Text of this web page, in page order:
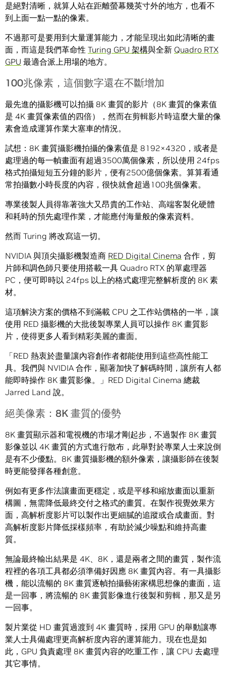
是絕對清晰，就算人站在距離螢幕幾英寸外的地方，也看不
到上面一點一點的像素。
不過那可是要用到大量運算能力，才能呈現出如此清晰的畫
面，而這是我們革命性 Turing GPU 架構與全新 Quadro RTX
GPU 最適合派上用場的地方。
100兆像素，這個數字還在不斷增加
最先進的攝影機可以拍攝 8K 畫質的影片（8K 畫質的像素值
是 4K 畫質像素值的四倍），然而在剪輯影片時這麼大量的像
素會造成運算作業大塞車的情況。
試想：8K 畫質攝影機拍攝的像素值是 8192×4320，或者是
處理過的每一幀畫面有超過3500萬個像素，所以使用 24fps
格式拍攝短短五分鐘的影片，便有2500億個像素。算算看通
常拍攝數小時長度的內容，很快就會超過100兆個像素。
專業後製人員得靠著強大又昂貴的工作站、高端客製化硬體
和耗時的預先處理作業，才能應付海量般的像素資料。
然而 Turing 將改寫這一切。
NVIDIA 與頂尖攝影機製造商 RED Digital Cinema 合作，剪
片師和調色師只要使用搭載一具 Quadro RTX 的單處理器
PC，便可即時以 24fps 以上的格式處理完整解析度的 8K 素
材。
這項解決方案的價格不到滿載 CPU 之工作站價格的一半，讓
使用 RED 攝影機的大批後製專業人員可以操作 8K 畫質影
片，使得更多人看到精彩美麗的畫面。
「RED 熱衷於盡量讓內容創作者都能使用到這些高性能工
具。我們與 NVIDIA 合作，顯著加快了解碼時間，讓所有人都
能即時操作 8K 畫質影像。」RED Digital Cinema 總裁
Jarred Land 說。
絕美像素：8K 畫質的優勢
8K 畫質顯示器和電視機的市場才剛起步，不過製作 8K 畫質
影像並以 4K 畫質的方式進行散布，此舉對於專業人士來說倒
是有不少優點。8K 畫質攝影機的額外像素，讓攝影師在後製
時更能發揮各種創意。
例如有更多作法讓畫面更穩定，或是平移和縮放畫面以重新
構圖，無需降低最終交付之格式的畫質。在製作視覺效果方
面，高解析度影片可以製作出更細膩的追蹤或合成畫面。對
高解析度影片降低採樣頻率，有助於減少噪點和維持高畫
質。
無論最終輸出結果是 4K、8K，還是兩者之間的畫質，製作流
程裡的各項工具都必須準備好因應 8K 畫質內容。有一具攝影
機，能以流暢的 8K 畫質逐幀拍攝藝術家構思想像的畫面，這
是一回事，將流暢的 8K 畫質影像進行後製和剪輯，那又是另
一回事。
製片業從 HD 畫質過渡到 4K 畫質時，採用 GPU 的舉動讓專
業人士具備處理更高解析度內容的運算能力。現在也是如
此，GPU 負責處理 8K 畫質內容的吃重工作，讓 CPU 去處理
其它事情。